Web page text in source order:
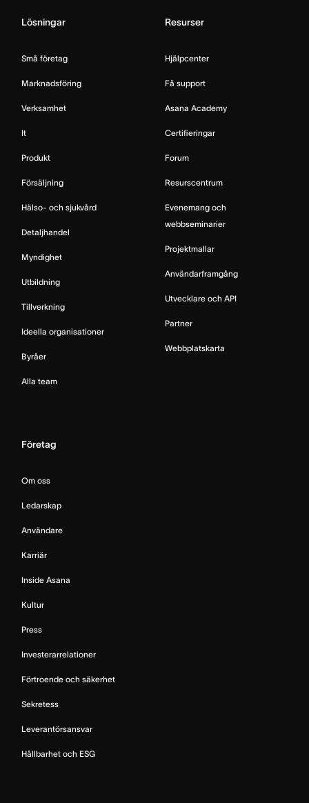
Lösningar
Små företag
Marknadsföring
Verksamhet
It
Produkt
Försäljning
Hälso- och sjukvård
Detaljhandel
Myndighet
Utbildning
Tillverkning
Ideella organisationer
Byråer
Alla team
Resurser
Hjälpcenter
Få support
Asana Academy
Certifieringar
Forum
Resurscentrum
Evenemang och
webbseminarier
Projektmallar
Användarframgång
Utvecklare och API
Partner
Webbplatskarta
Företag
Om oss
Ledarskap
Användare
Karriär
Inside Asana
Kultur
Press
Investerarrelationer
Förtroende och säkerhet
Sekretess
Leverantörsansvar
Hållbarhet och ESG